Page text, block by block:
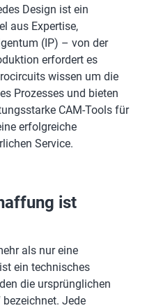
Design ist ein
aus Expertise,
(IP) – von der
erfordert es
wissen um die
Prozesses und bieten
CAM-Tools für
erfolgreiche
Service.
ist
als nur eine
ein technisches
die ursprünglichen
bezeichnet. Jede